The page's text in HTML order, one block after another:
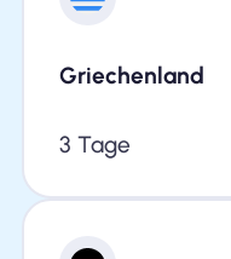
Griechenland
3 Tage